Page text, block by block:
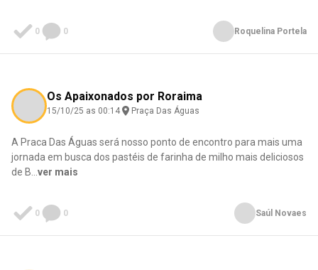
0 0
0 0
0 0
0 0
0 0
0 0
0 0
0 0
0 0
0 0
0 0 Roquelina Portela
Os Apaixonados por Roraima
15/10/25 as 00:14 Praça Das Águas
A Praca Das Águas será nosso ponto de encontro para mais uma
jornada em busca dos pastéis de farinha de milho mais deliciosos
de B
ver mais
0 0 Saúl Novaes